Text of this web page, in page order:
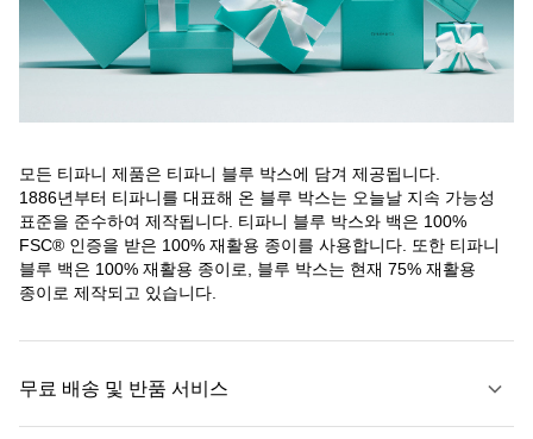
모든 티파니 제품은 티파니 블루 박스에 담겨 제공됩니다.
1886년부터 티파니를 대표해 온 블루 박스는 오늘날 지속 가능성
표준을 준수하여 제작됩니다. 티파니 블루 박스와 백은 100%
FSC® 인증을 받은 100% 재활용 종이를 사용합니다. 또한 티파니
블루 백은 100% 재활용 종이로, 블루 박스는 현재 75% 재활용
종이로 제작되고 있습니다.
무료 배송 및 반품 서비스